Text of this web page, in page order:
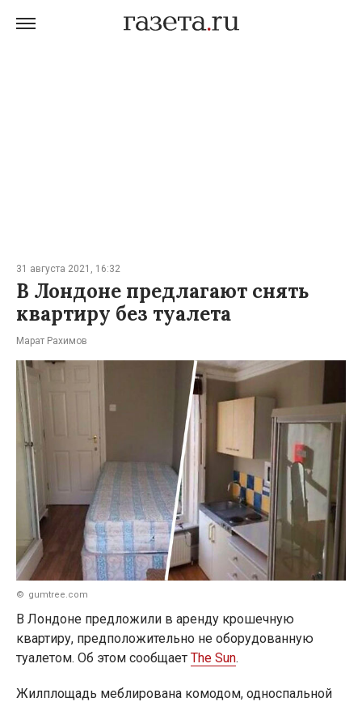
31 августа 2021, 16:32
В Лондоне предлагают снять
квартиру без туалета
Марат Рахимов
gumtree.com
В Лондоне предложили в аренду крошечную
квартиру, предположительно не оборудованную
туалетом. Об этом сообщает The Sun.
Жилплощадь меблирована комодом, односпальной